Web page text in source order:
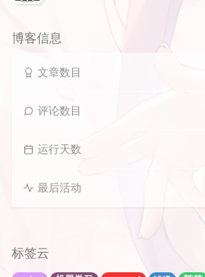
博客信息
文章数目
评论数目
运行天数
最后活动
标签云